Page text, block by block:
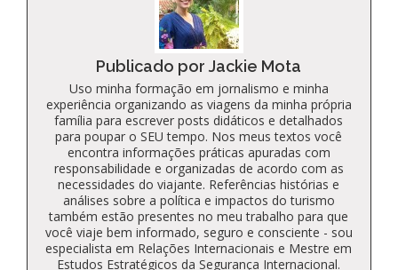
Publicado por Jackie Mota
Uso minha formação em jornalismo e minha
experiência organizando as viagens da minha própria
família para escrever posts didáticos e detalhados
para poupar o SEU tempo. Nos meus textos você
encontra informações práticas apuradas com
responsabilidade e organizadas de acordo com as
necessidades do viajante. Referências histórias e
análises sobre a política e impactos do turismo
também estão presentes no meu trabalho para que
você viaje bem informado, seguro e consciente - sou
especialista em Relações Internacionais e Mestre em
Estudos Estratégicos da Segurança Internacional.